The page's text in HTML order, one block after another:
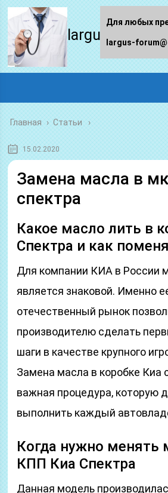
largus-forum.ru
Главная › Статьи
15.02.2020
Замена масла в
спектра
Какое масло лить в
Спектра и как
Для компании КИА в России
является знаковой. Именно
отечественный рынок
производителю сделать
шаги в качестве крупного
Замена масла в коробке Киа
важная процедура, которую
выполнить каждый
Когда нужно менять
КПП Киа Спектра
Данная модель
Для любых
largus-